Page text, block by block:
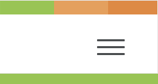
Toggle